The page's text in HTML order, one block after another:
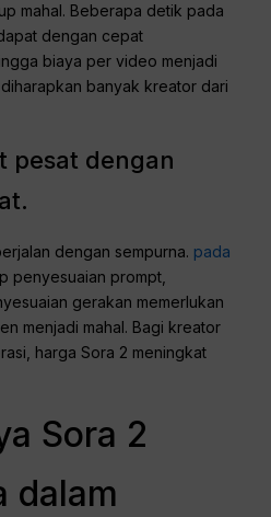
mahal. Beberapa detik pada
dengan cepat
biaya per video menjadi
banyak kreator dari
pesat dengan
dengan sempurna. pada
penyesuaian prompt,
gerakan memerlukan
menjadi mahal. Bagi kreator
harga Sora 2 meningkat
Sora 2
dalam